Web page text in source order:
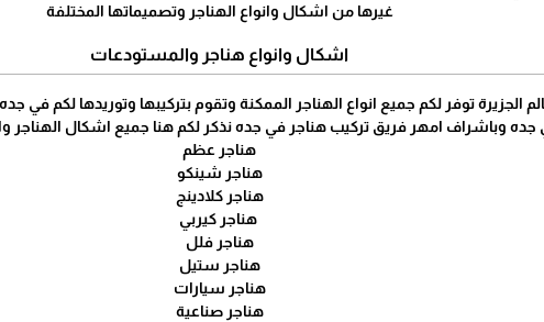
غيرها من اشكال وانواع الهناجر وتصميماتها المختلفة
اشكال وانواع هناجر والمستودعات
توفر لكم جميع انواع الهناجر الممكنة وتقوم بتركيبها وتوريدها لكم في
جده وباشراف امهر فريق تركيب هناجر في جده نذكر لكم هنا جميع اشكال الهناجر
هناجر عظم
هناجر شينكو
هناجر كلادينج
هناجر كيربي
هناجر فلل
هناجر ستيل
هناجر سيارات
هناجر صناعية